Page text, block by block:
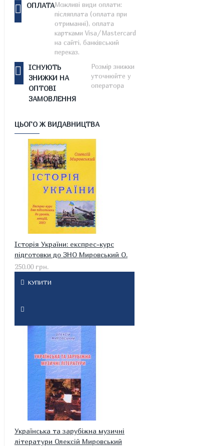
ОПЛАТАМожливі види оплати:
післяплата (оплата при
отриманні), оплата
картками Visa/Mastercard
на сайті, банківський
переказ.
ІСНУЮТЬ
ЗНИЖКИ НА
ОПТОВІ
ЗАМОВЛЕННЯ
Розмір знижки
уточнюйте у
оператора
ЦЬОГО Ж ВИДАВНИЦТВА
Історія України: експрес-курс
підготовки до ЗНО Мировський О.
250.00 грн.
КУПИТИ
Українська та зарубіжна музичні
літератури Олексій Мировський